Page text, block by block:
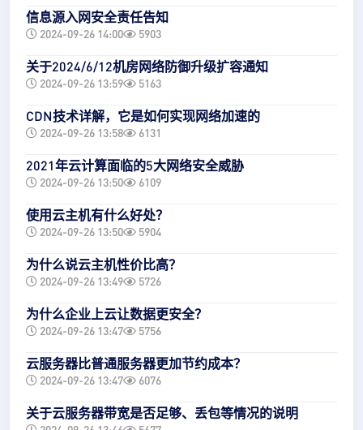
信息源入网安全责任告知
2024-09-26 14:00 5903
关于2024/6/12机房网络防御升级扩容通知
2024-09-26 13:59 5163
CDN技术详解，它是如何实现网络加速的
2024-09-26 13:58 6131
2021年云计算面临的5大网络安全威胁
2024-09-26 13:50 6109
使用云主机有什么好处？
2024-09-26 13:50 5904
为什么说云主机性价比高？
2024-09-26 13:49 5726
为什么企业上云让数据更安全？
2024-09-26 13:47 5756
云服务器比普通服务器更加节约成本？
2024-09-26 13:47 6076
关于云服务器带宽是否足够、丢包等情况的说明